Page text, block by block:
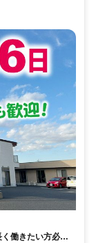
く働きたい方必